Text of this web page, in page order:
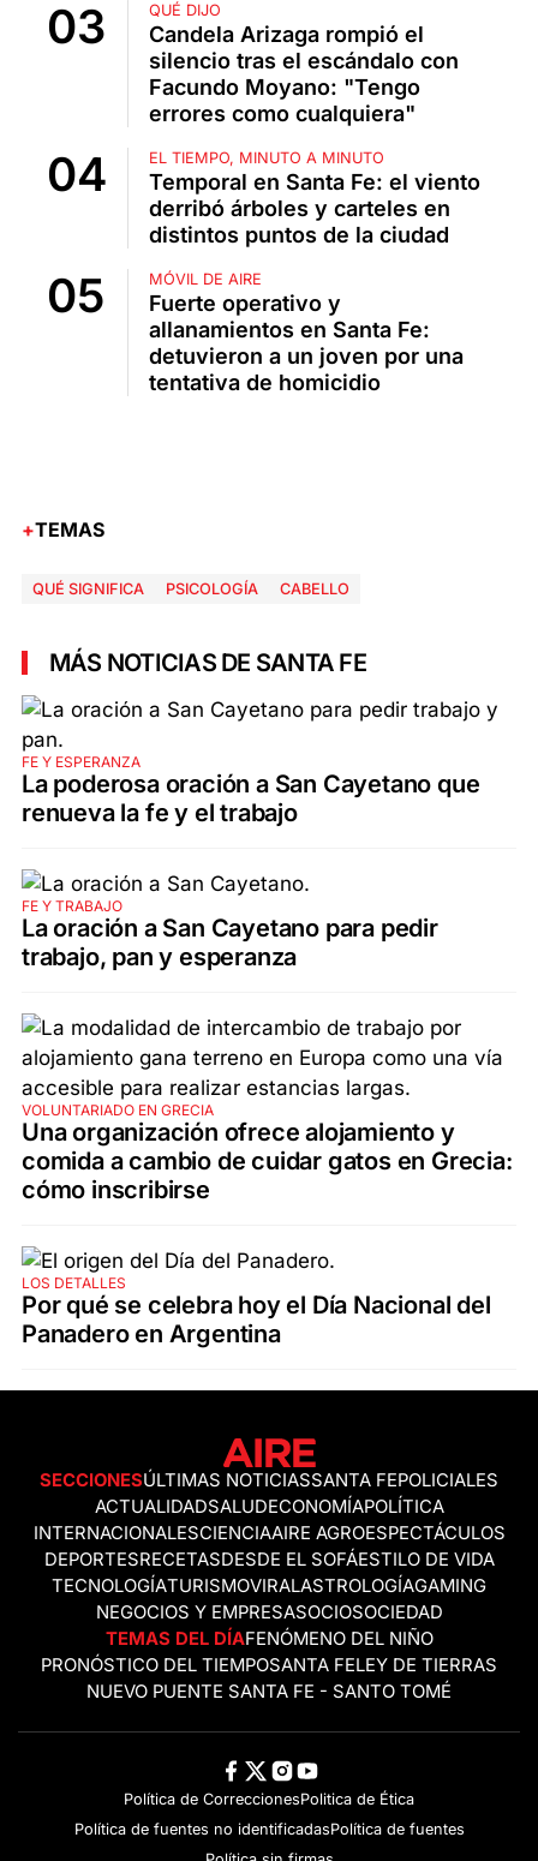
QUÉ DIJO
Candela Arizaga rompió el
silencio tras el escándalo con
Facundo Moyano: "Tengo
errores como cualquiera"
EL TIEMPO, MINUTO A MINUTO
Temporal en Santa Fe: el viento
derribó árboles y carteles en
distintos puntos de la ciudad
MÓVIL DE AIRE
Fuerte operativo y
allanamientos en Santa Fe:
detuvieron a un joven por una
tentativa de homicidio
TEMAS
QUÉ SIGNIFICA PSICOLOGÍA CABELLO
MÁS NOTICIAS DE SANTA FE
FE Y ESPERANZA
La poderosa oración a San Cayetano que
renueva la fe y el trabajo
FE Y TRABAJO
La oración a San Cayetano para pedir
trabajo, pan y esperanza
VOLUNTARIADO EN GRECIA
Una organización ofrece alojamiento y
comida a cambio de cuidar gatos en Grecia:
cómo inscribirse
LOS DETALLES
Por qué se celebra hoy el Día Nacional del
Panadero en Argentina
SECCIONESÚLTIMAS NOTICIASSANTA FEPOLICIALES
ACTUALIDADSALUDECONOMÍAPOLÍTICA
INTERNACIONALESCIENCIAAIRE AGROESPECTÁCULOS
DEPORTESRECETASDESDE EL SOFÁESTILO DE VIDA
TECNOLOGÍATURISMOVIRALASTROLOGÍAGAMING
NEGOCIOS Y EMPRESASOCIOSOCIEDAD
TEMAS DEL DÍAFENÓMENO DEL NIÑO
PRONÓSTICO DEL TIEMPOSANTA FELEY DE TIERRAS
NUEVO PUENTE SANTA FE - SANTO TOMÉ
Política de CorreccionesPolitica de Ética
Política de fuentes no identificadasPolítica de fuentes